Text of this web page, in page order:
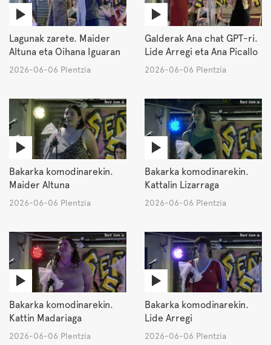
Lagunak zarete. Maider
Altuna eta Oihana Iguaran
2026-06-06 Plentzia
Galderak Ana chat GPT-ri.
Lide Arregi eta Ana Picallo
2026-06-06 Plentzia
Bakarka komodinarekin.
Maider Altuna
2026-06-06 Plentzia
Bakarka komodinarekin.
Kattalin Lizarraga
2026-06-06 Plentzia
Bakarka komodinarekin.
Kattin Madariaga
2026-06-06 Plentzia
Bakarka komodinarekin.
Lide Arregi
2026-06-06 Plentzia